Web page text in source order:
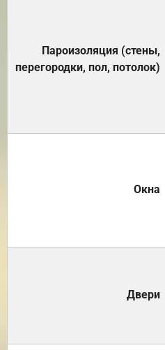
Пароизоляция (стены,
перегородки, пол, потолок)
Окна
Двери